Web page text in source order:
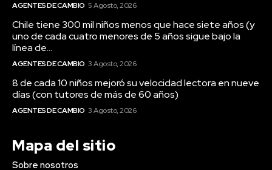
AGENTES DE CAMBIO 5 Agosto, 2026
Chile tiene 300 mil niños menos que hace siete años (y
uno de cada cuatro menores de 5 años sigue bajo la
línea de...
AGENTES DE CAMBIO 3 Agosto, 2026
8 de cada 10 niños mejoró su velocidad lectora en nueve
días (con tutores de más de 60 años)
AGENTES DE CAMBIO 3 Agosto, 2026
Mapa del sitio
Sobre nosotros